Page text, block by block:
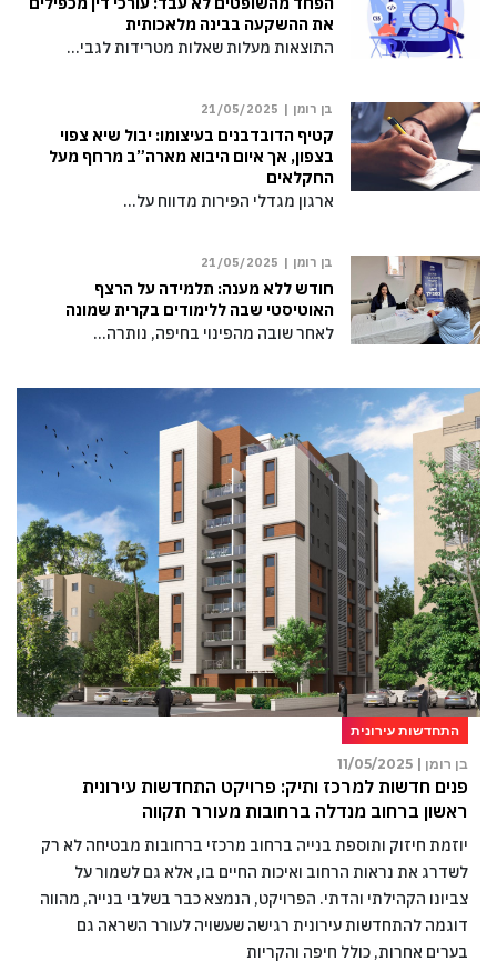
את ההשקעה בבינה מלאכותית
התוצאות מעלות שאלות מטרידות לגבי…
בן רומן | 21/05/2025
קטיף הדובדבנים בעיצומו: יבול שיא צפוי
בצפון, אך איום היבוא מארה”ב מרחף מעל
החקלאים
ארגון מגדלי הפירות מדווח על…
בן רומן | 21/05/2025
חודש ללא מענה: תלמידה על הרצף
האוטיסטי שבה ללימודים בקרית שמונה
לאחר שובה מהפינוי בחיפה, נותרה…
התחדשות עירונית
בן רומן |
11/05/2025
פנים חדשות למרכז ותיק: פרויקט התחדשות עירונית
ראשון ברחוב מנדלה ברחובות מעורר תקווה
יוזמת חיזוק ותוספת בנייה ברחוב מרכזי ברחובות מבטיחה לא רק
לשדרג את נראות הרחוב ואיכות החיים בו, אלא גם לשמור על
צביונו הקהילתי והדתי. הפרויקט, הנמצא כבר בשלבי בנייה, מהווה
דוגמה להתחדשות עירונית רגישה שעשויה לעורר השראה גם
בערים אחרות, כולל חיפה והקריות